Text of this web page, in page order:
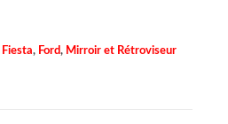
Fiesta, Ford, Mirroir et Rétroviseur